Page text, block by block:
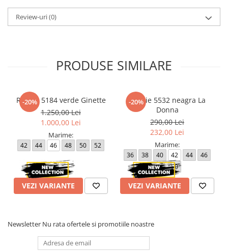
Review-uri(0)
PRODUSE SIMILARE
-20%
Rochie 5184 verde Ginette
1.250,00 Lei
1.000,00 Lei
Marime:
42 44 46 48 50 52
VEZI VARIANTE
-20%
Rochie 5532 neagra La
Donna
290,00 Lei
232,00 Lei
Marime:
36 38 40 42 44
46
48
50
VEZI VARIANTE
Newsletter Nu rata ofertele si promotiile noastre